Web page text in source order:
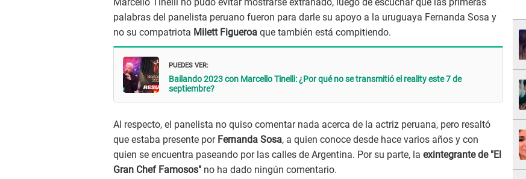
Marcello Tinelli no pudo evitar mostrarse extrañado, luego de escuchar que las primeras
palabras del panelista peruano fueron para darle su apoyo a la uruguaya Fernanda Sosa y
no su compatriota Milett Figueroa que también está compitiendo.
PUEDES VER:
Bailando 2023 con Marcello Tinelli: ¿Por qué no se transmitió el reality este 7 de
septiembre?
Al respecto, el panelista no quiso comentar nada acerca de la actriz peruana, pero resaltó
que estaba presente por Fernanda Sosa, a quien conoce desde hace varios años y con
quien se encuentra paseando por las calles de Argentina. Por su parte, la exintegrante de "El
Gran Chef Famosos" no ha dado ningún comentario.